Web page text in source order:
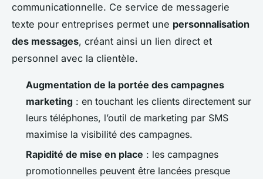
communicationnelle. Ce service de messagerie
texte pour entreprises permet une personnalisation
des messages, créant ainsi un lien direct et
personnel avec la clientèle.
Augmentation de la portée des campagnes
marketing : en touchant les clients directement sur
leurs téléphones, l’outil de marketing par SMS
maximise la visibilité des campagnes.
Rapidité de mise en place : les campagnes
promotionnelles peuvent être lancées presque